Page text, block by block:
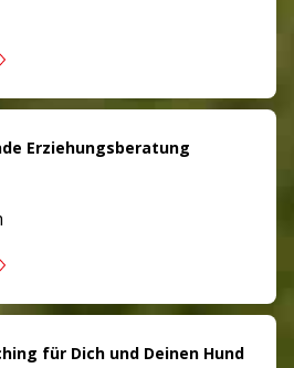
Erziehungsberatung
für Dich und Deinen Hund